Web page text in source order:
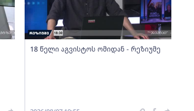
18 წელი აგვისტოს ომიდან - რეზიუმე